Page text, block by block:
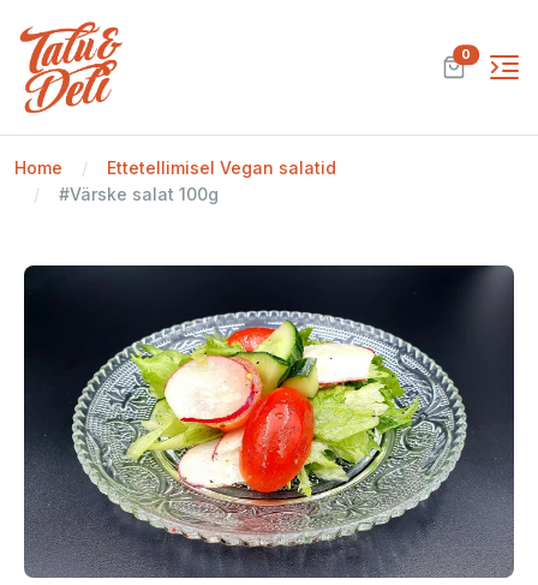
0
Home
Ettetellimisel Vegan salatid
#Värske salat 100g